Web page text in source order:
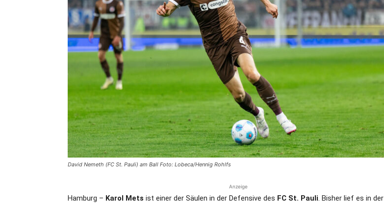
für
die
David Nemeth (FC St. Pauli) am Ball Foto: Lobeca/Hennig Rohlfs
Anzeige
Hamburg – Karol Mets ist einer der Säulen in der Defensive des FC St. Pauli. Bisher lief es in der